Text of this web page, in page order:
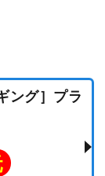
ング］プラ